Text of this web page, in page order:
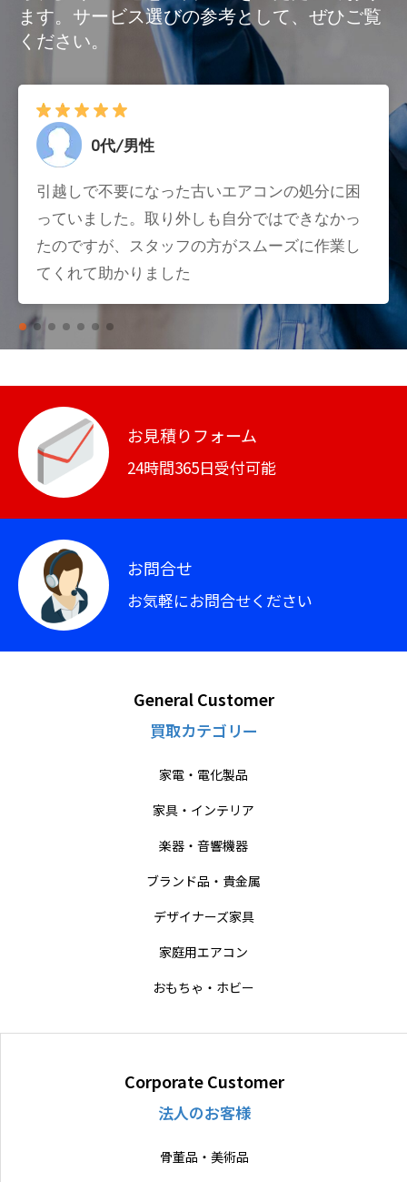
ます。サービス選びの参考として、ぜひご覧
ください。
0代/男性
引越しで不要になった古いエアコンの処分に困
っていました。取り外しも自分ではできなかっ
たのですが、スタッフの方がスムーズに作業し
てくれて助かりました
お見積りフォーム
24時間365日受付可能
お問合せ
お気軽にお問合せください
General Customer
買取カテゴリー
家電・電化製品
家具・インテリア
楽器・音響機器
ブランド品・貴金属
デザイナーズ家具
家庭用エアコン
おもちゃ・ホビー
Corporate Customer
法人のお客様
骨董品・美術品